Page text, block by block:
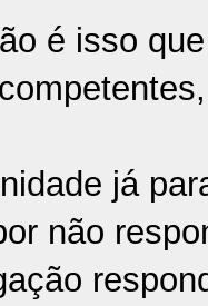
é isso
já
não